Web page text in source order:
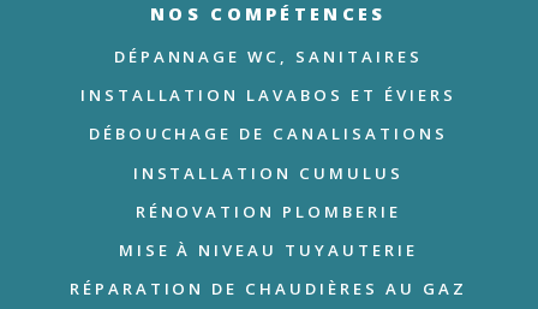
NOS COMPÉTENCES
DÉPANNAGE WC, SANITAIRES
INSTALLATION LAVABOS ET ÉVIERS
DÉBOUCHAGE DE CANALISATIONS
INSTALLATION CUMULUS
RÉNOVATION PLOMBERIE
MISE À NIVEAU TUYAUTERIE
RÉPARATION DE CHAUDIÈRES AU GAZ